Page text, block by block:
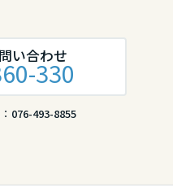
い合わせ
330
076-493-8855